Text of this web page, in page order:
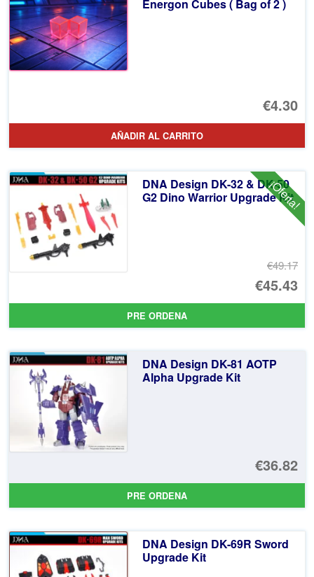
Energon Cubes ( Bag of 2 )
€4.30
AÑADIR AL CARRITO
¡Oferta!
DNA Design DK-32 & DK-50
G2 Dino Warrior Upgrade Kit
€49.17
El
€45.43
El
PRE ORDENA
DNA Design DK-81 AOTP
Alpha Upgrade Kit
€36.82
PRE ORDENA
DNA Design DK-69R Sword
Upgrade Kit